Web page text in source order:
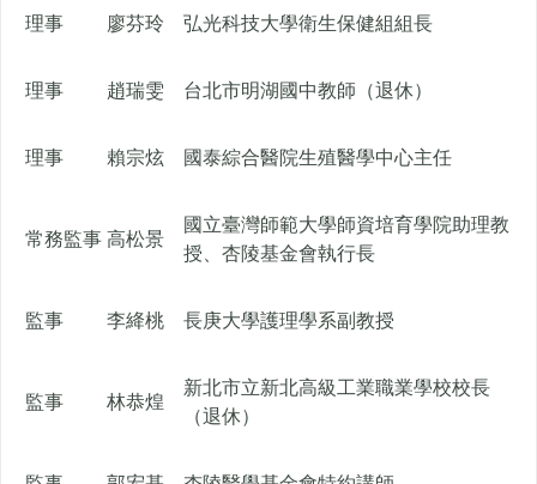
理事 廖芬玲 弘光科技大學衛生保健組組長
理事 趙瑞雯 台北市明湖國中教師（退休）
理事 賴宗炫 國泰綜合醫院生殖醫學中心主任
常務監事 高松景
國立臺灣師範大學師資培育學院助理教
授、杏陵基金會執行長
監事 李絳桃 長庚大學護理學系副教授
監事 林恭煌
新北市立新北高級工業職業學校校長
（退休）